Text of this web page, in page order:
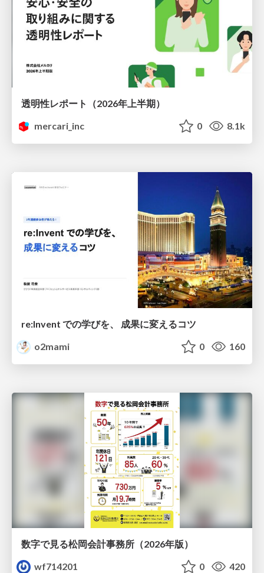
透明性レポート（2026年上半期）
mercari_inc
0 8.1k
re:Invent での学びを、 成果に変えるコツ
o2mami
0 160
数字で見る松岡会計事務所（2026年版）
wf714201
0 420